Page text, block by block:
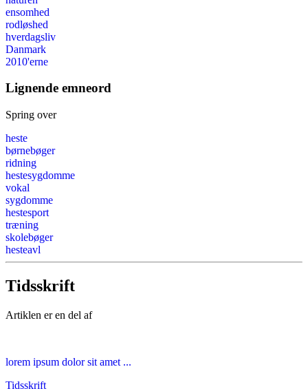
ensomhed
rodløshed
hverdagsliv
Danmark
2010'erne
Lignende emneord
Spring over
heste
børnebøger
ridning
hestesygdomme
vokal
sygdomme
hestesport
træning
skolebøger
hesteavl
Tidsskrift
Artiklen er en del af
lorem ipsum dolor sit amet ...
Tidsskrift